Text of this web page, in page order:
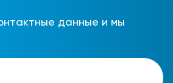
данные и мы